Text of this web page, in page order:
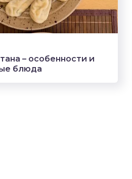
– особенности и
блюда